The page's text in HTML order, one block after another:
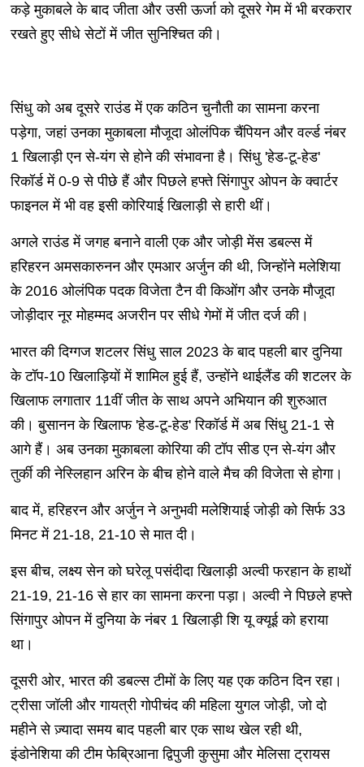
कड़े मुकाबले के बाद जीता और उसी ऊर्जा को दूसरे गेम में भी बरकरार
रखते हुए सीधे सेटों में जीत सुनिश्चित की।
सिंधु को अब दूसरे राउंड में एक कठिन चुनौती का सामना करना
पड़ेगा, जहां उनका मुकाबला मौजूदा ओलंपिक चैंपियन और वर्ल्ड नंबर
1 खिलाड़ी एन से-यंग से होने की संभावना है। सिंधु 'हेड-टू-हेड'
रिकॉर्ड में 0-9 से पीछे हैं और पिछले हफ्ते सिंगापुर ओपन के क्वार्टर
फाइनल में भी वह इसी कोरियाई खिलाड़ी से हारी थीं।
अगले राउंड में जगह बनाने वाली एक और जोड़ी मेंस डबल्स में
हरिहरन अमसकारुनन और एमआर अर्जुन की थी, जिन्होंने मलेशिया
के 2016 ओलंपिक पदक विजेता टैन वी किओंग और उनके मौजूदा
जोड़ीदार नूर मोहम्मद अजरीन पर सीधे गेमों में जीत दर्ज की।
भारत की दिग्गज शटलर सिंधु साल 2023 के बाद पहली बार दुनिया
के टॉप-10 खिलाड़ियों में शामिल हुई हैं, उन्होंने थाईलैंड की शटलर के
खिलाफ लगातार 11वीं जीत के साथ अपने अभियान की शुरुआत
की। बुसानन के खिलाफ 'हेड-टू-हेड' रिकॉर्ड में अब सिंधु 21-1 से
आगे हैं। अब उनका मुकाबला कोरिया की टॉप सीड एन से-यंग और
तुर्की की नेस्लिहान अरिन के बीच होने वाले मैच की विजेता से होगा।
बाद में, हरिहरन और अर्जुन ने अनुभवी मलेशियाई जोड़ी को सिर्फ 33
मिनट में 21-18, 21-10 से मात दी।
इस बीच, लक्ष्य सेन को घरेलू पसंदीदा खिलाड़ी अल्वी फरहान के हाथों
21-19, 21-16 से हार का सामना करना पड़ा। अल्वी ने पिछले हफ्ते
सिंगापुर ओपन में दुनिया के नंबर 1 खिलाड़ी शि यू क्यूई को हराया
था।
दूसरी ओर, भारत की डबल्स टीमों के लिए यह एक कठिन दिन रहा।
ट्रीसा जॉली और गायत्री गोपीचंद की महिला युगल जोड़ी, जो दो
महीने से ज़्यादा समय बाद पहली बार एक साथ खेल रही थी,
इंडोनेशिया की टीम फेब्रिआना द्विपुजी कुसुमा और मेलिसा ट्रायस